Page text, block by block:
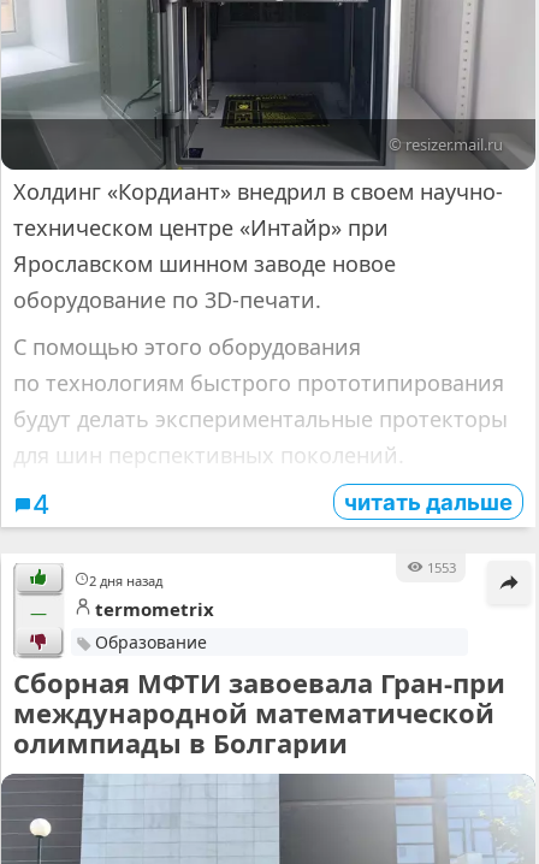
© resizer.mail.ru
Холдинг «Кордиант» внедрил в своем научно-
техническом центре «Интайр» при
Ярославском шинном заводе новое
оборудование по 3D-печати.
С помощью этого оборудования
по технологиям быстрого прототипирования
будут делать экспериментальные протекторы
для шин перспективных поколений.
4 читать дальше
2 дня назад
1553
— termometrix
Образование
Сборная МФТИ завоевала Гран-при
международной математической
олимпиады в Болгарии